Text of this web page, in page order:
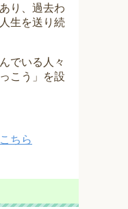
り、過去わ
生を送り続
でいる人々
こう」を設
ちら